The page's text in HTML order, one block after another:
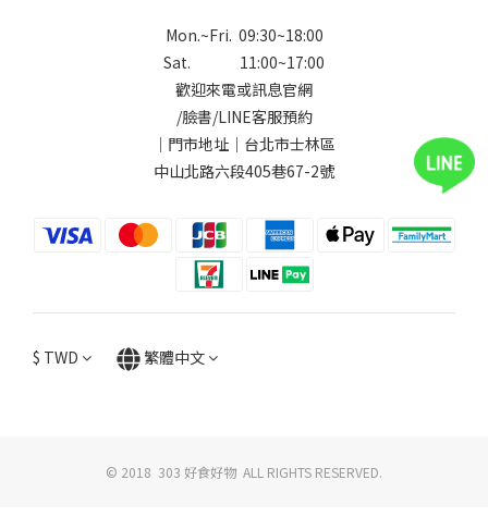
Mon.~Fri. 09:30~18:00
Sat. 11:00~17:00
歡迎來電或訊息官網
/臉書/LINE客服預約
｜門市地址｜台北市士林區
中山北路六段405巷67-2號
$ TWD 繁體中文
© 2018 303 好食好物 ALL RIGHTS RESERVED.